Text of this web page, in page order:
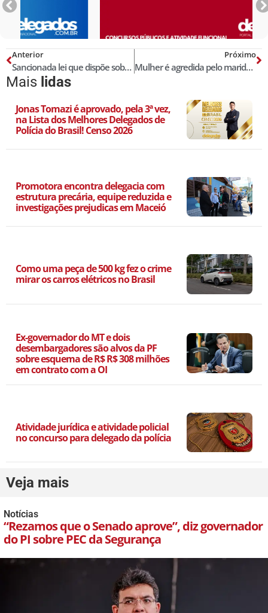
Anterior
Sancionada lei que dispõe sobre a investigação criminal por delegados de polícia
Próximo
Mulher é agredida pelo marido, tem o cabelo cortado e obrigada a ficar nua
Mais lidas
Jonas Tomazi é aprovado, pela 3ª vez,
na Lista dos Melhores Delegados de
Polícia do Brasil! Censo 2026
Promotora encontra delegacia com
estrutura precária, equipe reduzida e
investigações prejudicas em Maceió
Como uma peça de 500 kg fez o crime
mirar os carros elétricos no Brasil
Ex-governador do MT e dois
desembargadores são alvos da PF
sobre esquema de R$ R$ 308 milhões
em contrato com a OI
Atividade jurídica e atividade policial
no concurso para delegado da polícia
Veja mais
Notícias
“Rezamos que o Senado aprove”, diz governador
do PI sobre PEC da Segurança